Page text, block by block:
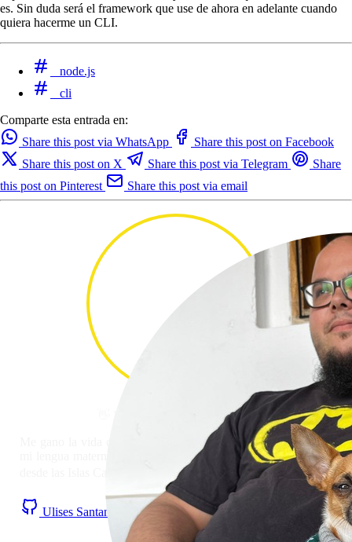
es. Sin duda será el framework que use de ahora en adelante cuando
quiera hacerme un CLI.
node.js
cli
Comparte esta entrada en:
Share this post via WhatsApp
Share this post on Facebook
Share this post on X
Share this post via Telegram
Share
this post on Pinterest
Share this post via email
Ulises Santana
Me gano la vida como Desarrollador Full Stack. JavaScript es
mi lengua materna y la web mi patria. Trasteo con tecnologías
Ulises Santana on Github
Ulises Santana on LinkedIn
RSS Feed